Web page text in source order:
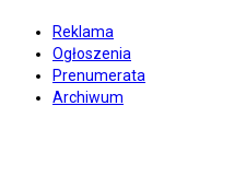
Reklama
Ogłoszenia
Prenumerata
Archiwum